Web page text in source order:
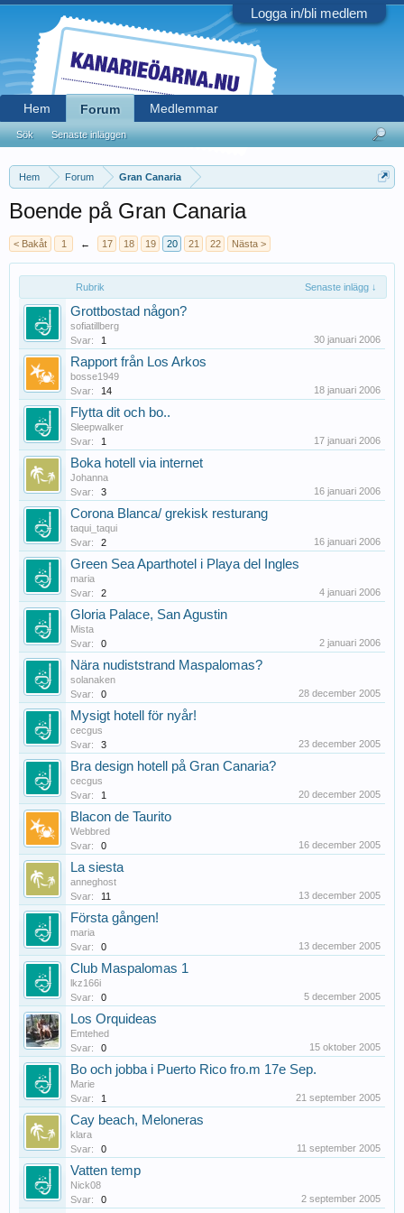
Logga in/bli medlem
Hem Forum Gran Canaria
Boende på Gran Canaria
< Bakåt 1 ← 17 18 19 20 21 22 Nästa >
Rubrik Senaste inlägg ↓
Grottbostad någon?
sofiatillberg
Svar:
1 30 januari 2006
Rapport från Los Arkos
bosse1949
Svar:
14 18 januari 2006
Flytta dit och bo..
Sleepwalker
Svar:
1 17 januari 2006
Boka hotell via internet
Johanna
Svar:
3 16 januari 2006
Corona Blanca/ grekisk resturang
taqui_taqui
Svar:
2 16 januari 2006
Green Sea Aparthotel i Playa del Ingles
maria
Svar:
2 4 januari 2006
Gloria Palace, San Agustin
Mista
Svar:
0 2 januari 2006
Nära nudiststrand Maspalomas?
solanaken
Svar:
0 28 december 2005
Mysigt hotell för nyår!
cecgus
Svar:
3 23 december 2005
Bra design hotell på Gran Canaria?
cecgus
Svar:
1 20 december 2005
Blacon de Taurito
Webbred
Svar:
0 16 december 2005
La siesta
anneghost
Svar:
11 13 december 2005
Första gången!
maria
Svar:
0 13 december 2005
Club Maspalomas 1
lkz166i
Svar:
0 5 december 2005
Los Orquideas
Emtehed
Svar:
0 15 oktober 2005
Bo och jobba i Puerto Rico fro.m 17e Sep.
Marie
Svar:
1 21 september 2005
Cay beach, Meloneras
klara
Svar:
0 11 september 2005
Vatten temp
Nick08
Svar:
0 2 september 2005
Hem Forum
Sök Senaste inläggen
Medlemmar